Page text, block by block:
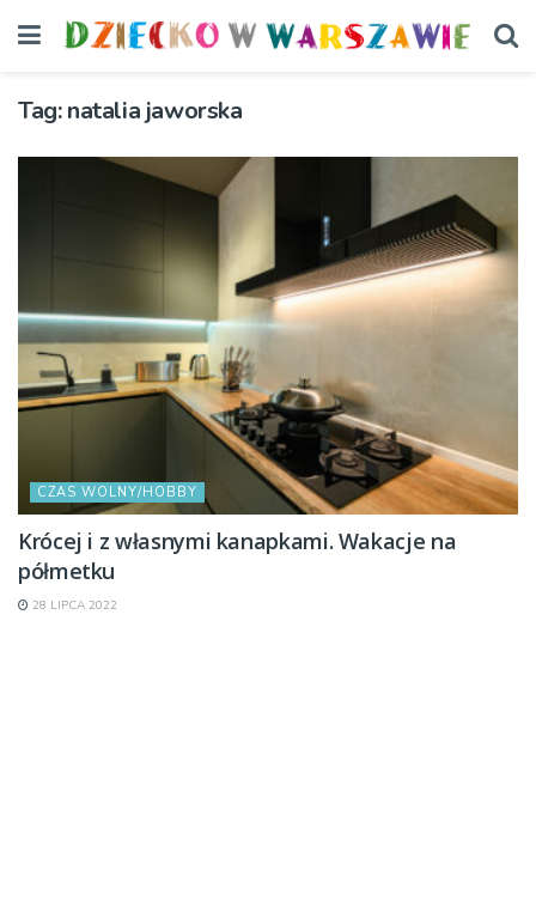
Tag:natalia jaworska
CZAS WOLNY/HOBBY
Krócej i z własnymi kanapkami. Wakacje na
półmetku
28 LIPCA 2022